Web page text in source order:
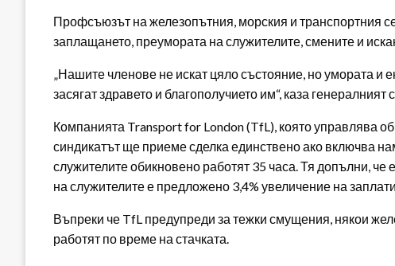
Профсъюзът на железопътния, морския и транспортния
заплащането, преумората на служителите, смените и
„Нашите членове не искат цяло състояние, но умората и
засягат здравето и благополучието им“, каза
Компанията Transport for London (TfL), която управлява
синдикатът ще приеме сделка единствено ако включва
служителите обикновено работят 35 часа. Тя допълни,
на служителите е предложено 3,4% увеличение на
Въпреки че TfL предупреди за тежки смущения, някои
работят по време на стачката.